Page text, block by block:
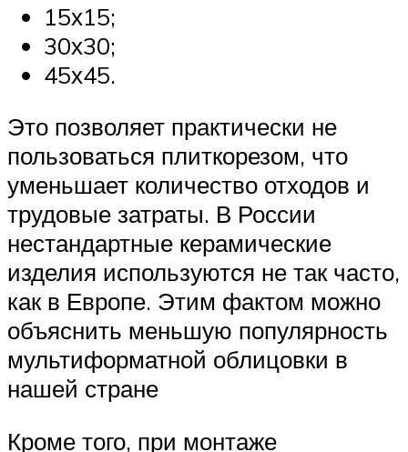
15х15;
30х30;
45х45.
Это позволяет практически не
пользоваться плиткорезом, что
уменьшает количество отходов и
трудовые затраты. В России
нестандартные керамические
изделия используются не так часто,
как в Европе. Этим фактом можно
объяснить меньшую популярность
мультиформатной облицовки в
нашей стране
Кроме того, при монтаже